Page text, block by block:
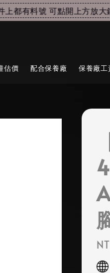
都有料號 可點開上方放大鏡
估價 配合保養廠 保養廠工